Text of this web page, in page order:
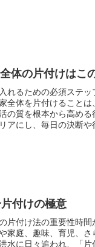
体の片付けはこ
れるための必須ステッ
全体を片付けることは
の質を根本から高める
アにし、毎日の決断や
付けの極意
片付け法の重要性時間
家庭、趣味、育児、さ
水に日々追われ、「